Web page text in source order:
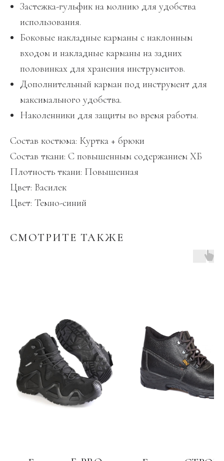
Застежка-гульфик на молнию для удобства
использования.
Боковые накладные карманы с наклонным
входом и накладные карманы на задних
половинках для хранения инструментов.
Дополнительный карман под инструмент для
максимального удобства.
Наколенники для защиты во время работы.
Состав костюма: Куртка + брюки
Состав ткани: С повышенным содержанием ХБ
Плотность ткани: Повышенная
Цвет: Василек
Цвет: Темно-синий
СМОТРИТЕ ТАКЖЕ